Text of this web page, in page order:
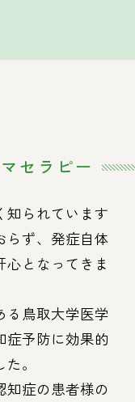
セラピー
知られています
らず、発症自体
となってきま
る鳥取大学医学
症予防に効果的
。
知症の患者様の